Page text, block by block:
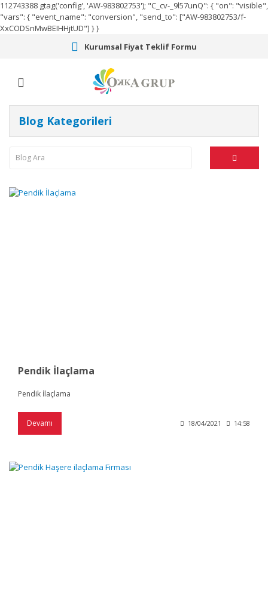
112743388 gtag('config', 'AW-983802753'); "C_cv-_9l57unQ": { "on": "visible",
"vars": { "event_name": "conversion", "send_to": ["AW-983802753/f-
XxCODSnMwBEIHHjtUD"] } }
Kurumsal Fiyat Teklif Formu
Blog Kategorileri
Pendik İlaçlama
Pendik İlaçlama
Devamı 18/04/2021 14:58